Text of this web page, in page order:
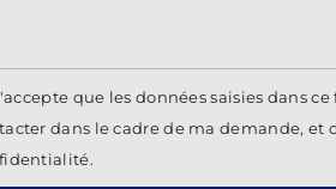
que les données saisies dans
dans le cadre de ma demande,